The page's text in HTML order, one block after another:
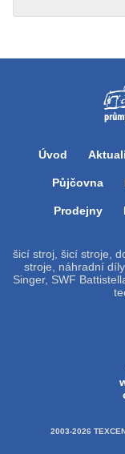
Úvod
Půjčovna
Prodejny
šicí stroj, šicí stroje,
stroje, náhradní
Singer, SWF
2003-2026